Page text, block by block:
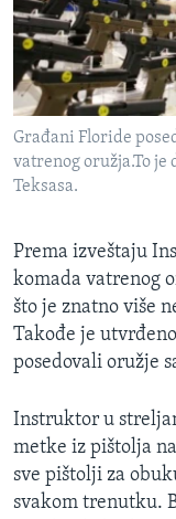
SPORT
INTERVJU
Građani Floride
vatrenog oružja.To
Teksasa.
Prema izveštaju
komada vatrenog
što je znatno više
Takođe je
posedovali oružje
Instruktor u
metke iz pištolja
sve pištolji za
svakom trenutku.